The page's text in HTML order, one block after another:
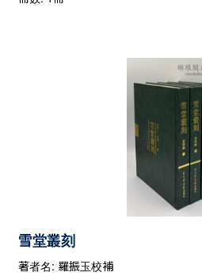
雪堂叢刻
著者名: 羅振玉校補